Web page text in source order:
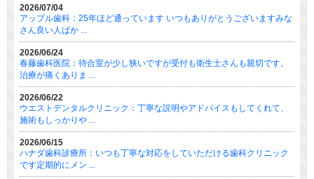
2026/07/04
アップル歯科：25年ほど通っています いつもありがとうございますみな
さん良い人ばか ...
2026/06/24
春藤歯科医院：待合室が少し狭いですが受付も衛生士さんも親切です。
治療が痛くありま ...
2026/06/22
ウエストデンタルクリニック：丁寧な説明やアドバイスもしてくれて、
施術もしっかりや ...
2026/06/15
ハナダ歯科診療所：いつも丁寧な対応をしていただける歯科クリニック
です定期的にメン ...